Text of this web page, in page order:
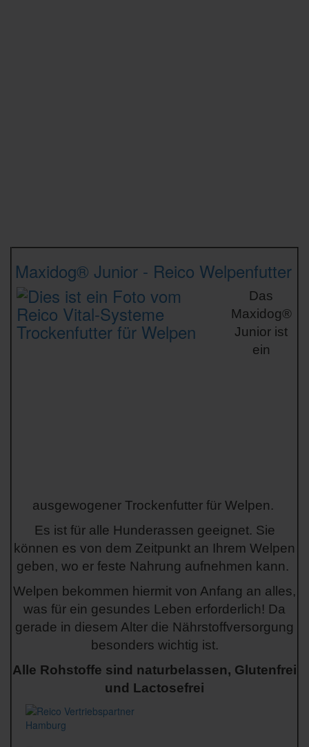
Maxidog® Junior - Reico Welpenfutter
Das
Maxidog®
Junior ist
ein
ausgewogener Trockenfutter für Welpen.
Es ist für alle Hunderassen geeignet. Sie
können es von dem Zeitpunkt an Ihrem Welpen
geben, wo er feste Nahrung aufnehmen kann.
Welpen bekommen hiermit von Anfang an alles,
was für ein gesundes Leben erforderlich! Da
gerade in diesem Alter die Nährstoffversorgung
besonders wichtig ist.
Alle Rohstoffe sind naturbelassen, Glutenfrei
und Lactosefrei